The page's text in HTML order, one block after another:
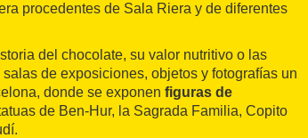
procedentes de Sala Riera y de diferentes
del chocolate, su valor nutritivo o las
de exposiciones, objetos y fotografías un
donde se exponen figuras de
de Ben-Hur, la Sagrada Familia, Copito